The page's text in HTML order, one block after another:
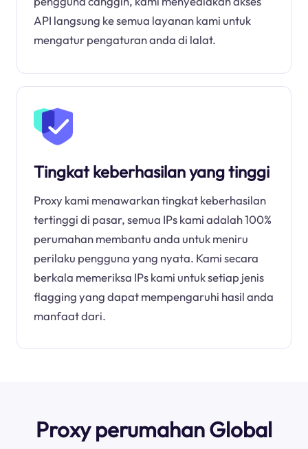
API langsung ke semua layanan kami untuk
mengatur pengaturan anda di lalat.
Tingkat keberhasilan yang tinggi
Proxy kami menawarkan tingkat keberhasilan
tertinggi di pasar, semua IPs kami adalah 100%
perumahan membantu anda untuk meniru
perilaku pengguna yang nyata. Kami secara
berkala memeriksa IPs kami untuk setiap jenis
flagging yang dapat mempengaruhi hasil anda
manfaat dari.
Proxy perumahan Global